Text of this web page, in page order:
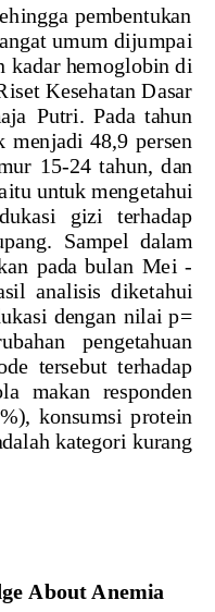
pembentukan
umum dijumpai
kadar hemoglobin di
Kesehatan Dasar
Putri.  Pada  tahun
menjadi  48,9  persen
15-24  tahun,  dan
untuk mengetahui
gizi   terhadap
Sampel  dalam
pada  bulan Mei -
analisis  diketahui
dengan nilai p=
pengetahuan
tersebut  terhadap
makan  responden
konsumsi  protein
kategori kurang
About Anemia